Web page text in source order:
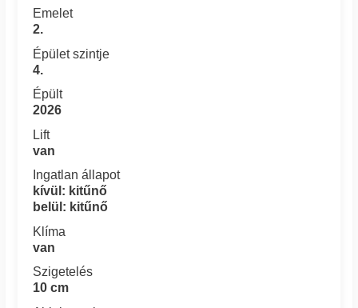
Emelet
2.
Épület szintje
4.
Épült
2026
Lift
van
Ingatlan állapot
kívül: kitűnő
belül: kitűnő
Klíma
van
Szigetelés
10 cm